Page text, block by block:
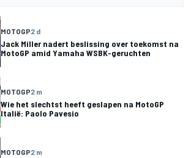
MOTOGP2 d
Jack Miller nadert beslissing over toekomst na
MotoGP amid Yamaha WSBK-geruchten
MOTOGP2 m
Wie het slechtst heeft geslapen na MotoGP
Italië: Paolo Pavesio
MOTOGP2 m